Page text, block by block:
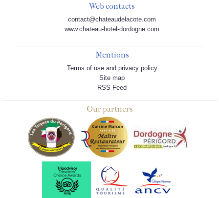
Web contacts
contact@chateaudelacote.com
www.chateau-hotel-dordogne.com
Mentions
Terms of use and privacy policy
Site map
RSS Feed
Our partners